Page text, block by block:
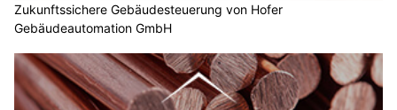
Zukunftssichere Gebäudesteuerung von Hofer
Gebäudeautomation GmbH